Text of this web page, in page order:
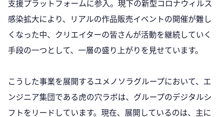
支援プラットフォームに参入。現下の新型コロナウィルス
感染拡大により、リアルの作品販売イベントの開催が難し
くなった中、クリエイターの皆さんが活動を継続していく
手段の一つとして、一層の盛り上がりを見せています。
こうした事業を展開するユメノソラグループにおいて、エ
ンジニア集団である虎の穴ラボは、グループのデジタルシ
フトをリードしています。現在、展開しているのは、主に